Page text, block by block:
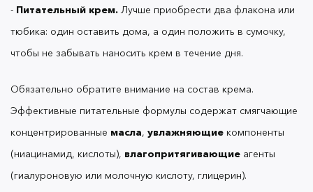
косметическое масло со смягчающими
свойствами. Оно поможет избежать пересыхания
кутикулы и улучшит состояние ногтевой пластины
после маникюра.
Такое масло пригодится даже в том случае, если
вы не делаете маникюр самостоятельно:
наносите пару капель на кутикулу перед сном, и
она останется аккуратной до следующего похода
в салон.
- Питательный крем. Лучше приобрести два флакона или
тюбика: один оставить дома, а один положить в сумочку,
чтобы не забывать наносить крем в течение дня.
Обязательно обратите внимание на состав крема.
Эффективные питательные формулы содержат смягчающие
концентрированные масла, увлажняющие компоненты
(ниацинамид, кислоты), влагопритягивающие агенты
(гиалуроновую или молочную кислоту, глицерин).